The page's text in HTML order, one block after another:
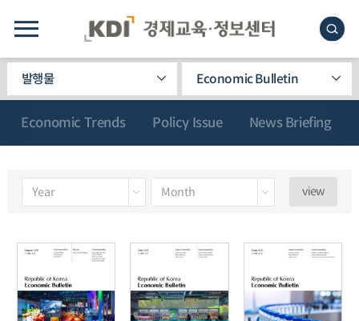
발행물 Economic Bulletin
Economic Trends Policy Issue News Briefing
view